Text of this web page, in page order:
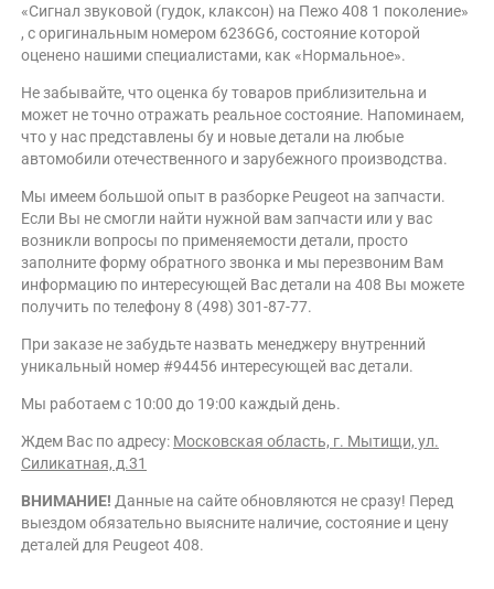
«Сигнал звуковой (гудок, клаксон) на Пежо 408 1 поколение»
, с оригинальным номером 6236G6, состояние которой
оценено нашими специалистами, как «Нормальное».
Не забывайте, что оценка бу товаров приблизительна и
может не точно отражать реальное состояние. Напоминаем,
что у нас представлены бу и новые детали на любые
автомобили отечественного и зарубежного производства.
Мы имеем большой опыт в разборке Peugeot на запчасти.
Если Вы не смогли найти нужной вам запчасти или у вас
возникли вопросы по применяемости детали, просто
заполните форму обратного звонка и мы перезвоним Вам
информацию по интересующей Вас детали на 408 Вы можете
получить по телефону 8 (498) 301-87-77.
При заказе не забудьте назвать менеджеру внутренний
уникальный номер #94456 интересующей вас детали.
Мы работаем с 10:00 до 19:00 каждый день.
Ждем Вас по адресу: Московская область, г. Мытищи, ул.
Силикатная, д.31
ВНИМАНИЕ! Данные на сайте обновляются не сразу! Перед
выездом обязательно выясните наличие, состояние и цену
деталей для Peugeot 408.